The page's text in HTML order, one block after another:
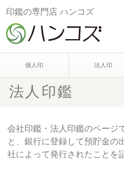
印鑑の専門店 ハンコズ
個人印 法人印
法人印鑑
会社印鑑・法人印鑑のページ
と、銀行に登録して預貯金の
社によって発行されたことを